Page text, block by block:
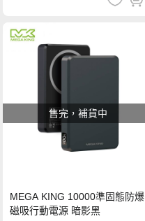
售完，補貨中
MEGA KING 10000準固態防爆
磁吸行動電源 暗影黑